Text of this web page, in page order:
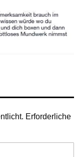
Erforderliche